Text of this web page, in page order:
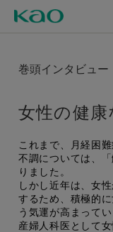
巻頭インタビュー
女性の健康
これまで、月経困
不調については、
りました。
しかし近年は、女
するため、積極的
う気運が高まってい
産婦人科医として